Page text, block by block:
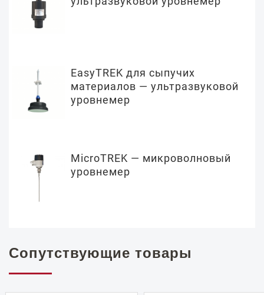
EasyTREK для сыпучих
материалов — ультразвуковой
уровнемер
MicroTREK — микроволновый
уровнемер
Сопутствующие товары